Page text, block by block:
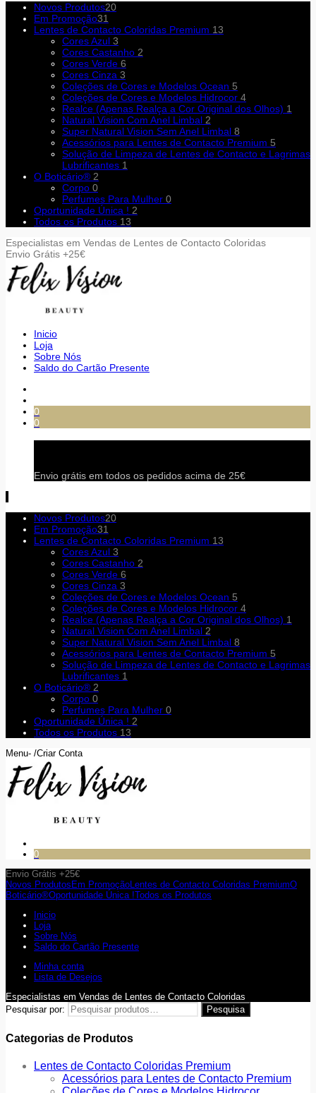
Novos Produtos20
Em Promoção31
Lentes de Contacto Coloridas Premium 13
Cores Azul 3
Cores Castanho 2
Cores Verde 6
Cores Cinza 3
Coleções de Cores e Modelos Ocean 5
Coleções de Cores e Modelos Hidrocor 4
Realce (Apenas Realça a Cor Original dos Olhos) 1
Natural Vision Com Anel Limbal 2
Super Natural Vision Sem Anel Limbal 8
Acessórios para Lentes de Contacto Premium 5
Solução de Limpeza de Lentes de Contacto e Lagrimas
Lubrificantes 1
O Boticário® 2
Corpo 0
Perfumes Para Mulher 0
Oportunidade Única ! 2
Todos os Produtos 13
Especialistas em Vendas de Lentes de Contacto Coloridas
Envio Grátis +25€
Inicio
Loja
Sobre Nós
Saldo do Cartão Presente
0
0
Envio grátis em todos os pedidos acima de 25€
Novos Produtos20
Em Promoção31
Lentes de Contacto Coloridas Premium 13
Cores Azul 3
Cores Castanho 2
Cores Verde 6
Cores Cinza 3
Coleções de Cores e Modelos Ocean 5
Coleções de Cores e Modelos Hidrocor 4
Realce (Apenas Realça a Cor Original dos Olhos) 1
Natural Vision Com Anel Limbal 2
Super Natural Vision Sem Anel Limbal 8
Acessórios para Lentes de Contacto Premium 5
Solução de Limpeza de Lentes de Contacto e Lagrimas
Lubrificantes 1
O Boticário® 2
Corpo 0
Perfumes Para Mulher 0
Oportunidade Única ! 2
Todos os Produtos 13
Menu- /Criar Conta
0
Envio Grátis +25€
Novos Produtos Em Promoção Lentes de Contacto Coloridas PremiumO
Boticário®Oportunidade Única !Todos os Produtos
Inicio
Loja
Sobre Nós
Saldo do Cartão Presente
Minha conta
Lista de Desejos
Especialistas em Vendas de Lentes de Contacto Coloridas
Pesquisar por:
Pesquisa
Categorias de Produtos
Lentes de Contacto Coloridas Premium
Acessórios para Lentes de Contacto Premium